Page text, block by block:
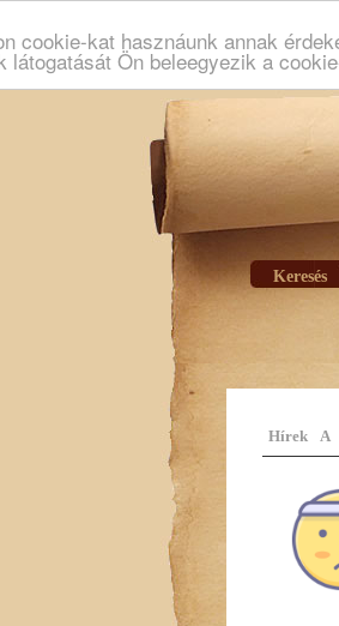
cookie-kat hasznáunk annak
látogatását Ön beleegyezik a
Keresés
Hírek A